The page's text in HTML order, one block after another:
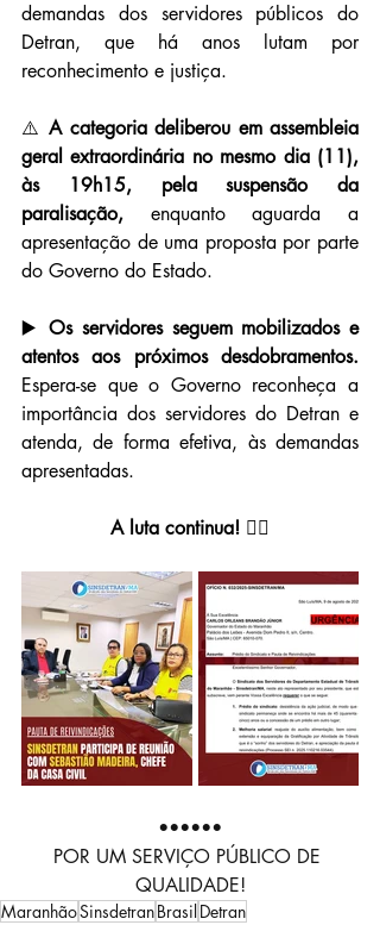
demandas dos servidores públicos do
Detran, que há anos lutam por
reconhecimento e justiça.
⚠️ A categoria deliberou em assembleia
geral extraordinária no mesmo dia (11),
às 19h15, pela suspensão da
paralisação, enquanto aguarda a
apresentação de uma proposta por parte
do Governo do Estado.
▶️ Os servidores seguem mobilizados e
atentos aos próximos desdobramentos.
Espera-se que o Governo reconheça a
importância dos servidores do Detran e
atenda, de forma efetiva, às demandas
apresentadas.
A luta continua! ✊🏽
••••••
POR UM SERVIÇO PÚBLICO DE
QUALIDADE!
MaranhãoSinsdetranBrasil Detran